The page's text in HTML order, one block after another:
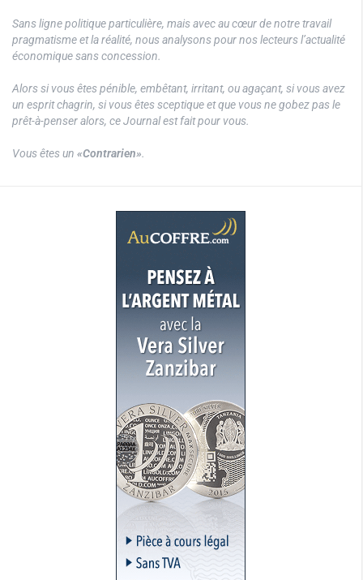
Sans ligne politique particulière, mais avec au cœur de notre travail
pragmatisme et la réalité, nous analysons pour nos lecteurs l’actualité
économique sans concession.
Alors si vous êtes pénible, embêtant, irritant, ou agaçant, si vous avez
un esprit chagrin, si vous êtes sceptique et que vous ne gobez pas le
prêt-à-penser alors, ce Journal est fait pour vous.
Vous êtes un «Contrarien».